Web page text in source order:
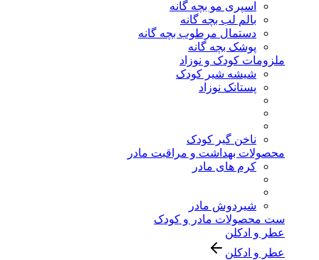
اسپری مو بچه گانه
بالم لب بچه گانه
دستمال مرطوب بچه گانه
پوشک بچه گانه
ملزومات کودک و نوزاد
شیشه شیر کودک
پستانک نوزاد
ناخن گیر کودک
محصولات بهداشت و مراقبت مادر
کرم های مادر
شیردوش مادر
ست محصولات مادر و کودک
عطر و ادکلن
عطر و ادکلن